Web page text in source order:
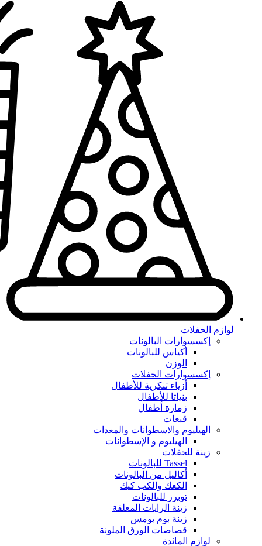
لوازم الحفلات
إكسسوارات البالونات
أكياس للبالونات
الوزن
إكسسوارات الحفلات
أزياء تنكرية للأطفال
بنياتا للأطفال
زمارة أطفال
قبعات
الهيليوم والاسطوانات والمعدات
الهيليوم و الإسطوانات
زينة للحفلات
Tassel للبالونات
أكاليل من البالونات
الكعك والكب كيك
توبرز للبالونات
زينة الرايات المعلقة
زينة بوم بومس
قصاصات الورق الملونة
لوازم المائدة